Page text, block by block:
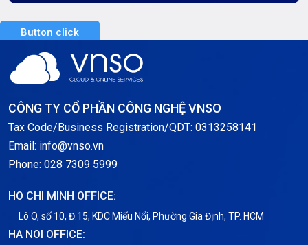
Server Dedicated (Máy chủ riêng)
Server GPU
Server Windows
Notification
Thông tin chung
Tin tức
Button click
CÔNG TY CỔ PHẦN CÔNG NGHỆ VNSO
Tax Code/Business Registration/QDT: 0313258141
Email: info@vnso.vn
Phone: 028 7309 5999
HO CHI MINH OFFICE:
Lô O, số 10, Đ.15, KDC Miếu Nổi, Phường Gia Định, TP. HCM
HA NOI OFFICE: